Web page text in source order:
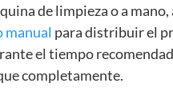
de limpieza o a
manual para distribuir el
el tiempo
completamente.